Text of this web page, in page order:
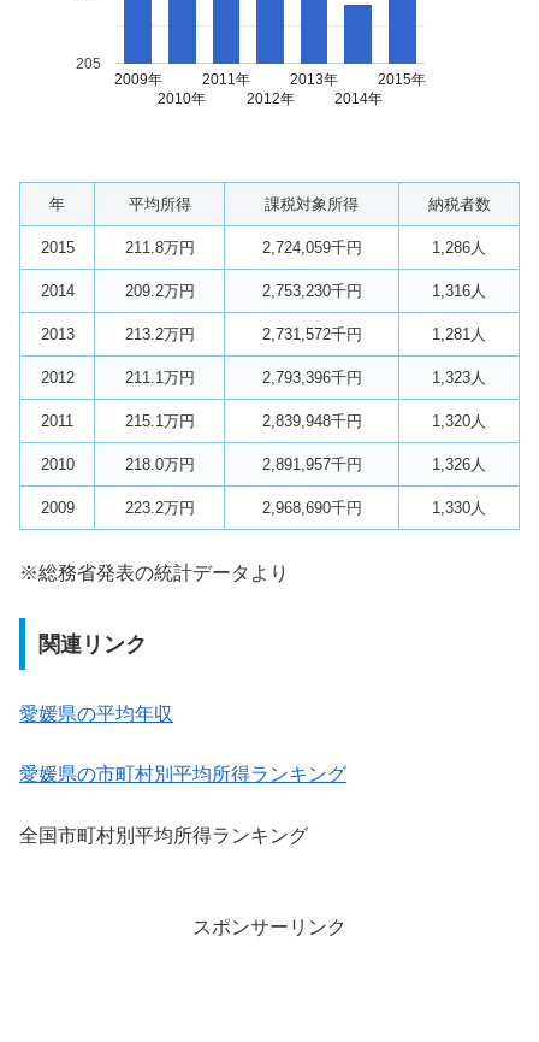
2009年
2010年
2011年
2012年
2013年
2014年
2015年
205
年 平均所得 課税対象所得 納税者数
2015 211.8万円 2,724,059千円 1,286人
2014 209.2万円 2,753,230千円 1,316人
2013 213.2万円 2,731,572千円 1,281人
2012 211.1万円 2,793,396千円 1,323人
2011 215.1万円 2,839,948千円 1,320人
2010 218.0万円 2,891,957千円 1,326人
2009 223.2万円 2,968,690千円 1,330人
※総務省発表の統計データより
関連リンク
愛媛県の平均年収
愛媛県の市町村別平均所得ランキング
全国市町村別平均所得ランキング
スポンサーリンク